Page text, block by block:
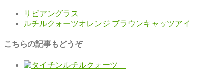
リビアングラス
ルチルクォーツオレンジ ブラウンキャッツアイ
こちらの記事もどうぞ